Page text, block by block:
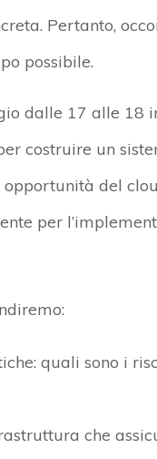
Pertanto,
possibile.
dalle 17 alle 18
costruire un
del
per
: quali sono i
che